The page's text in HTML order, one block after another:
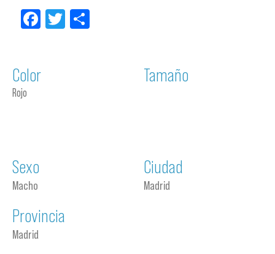
Facebook
Twitter
Color
Rojo
Tamaño
Sexo
Macho
Ciudad
Madrid
Provincia
Madrid